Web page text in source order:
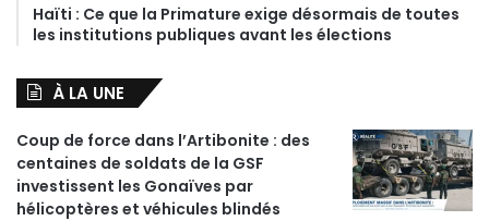
Haïti : Ce que la Primature exige désormais de toutes
les institutions publiques avant les élections
À LA UNE
Coup de force dans l’Artibonite : des
centaines de soldats de la GSF
investissent les Gonaïves par
hélicoptères et véhicules blindés